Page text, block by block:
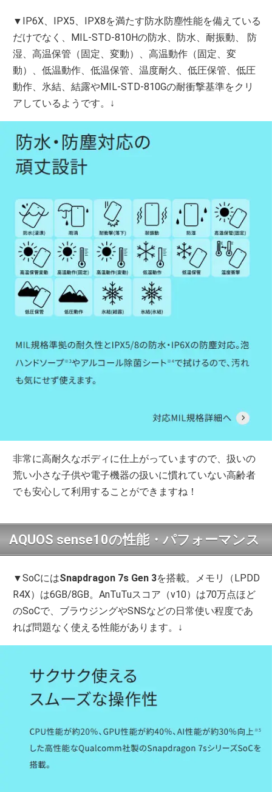
▼IP6X、IPX5、IPX8を満たす防水防塵性能を備えている
だけでなく、MIL-STD-810Hの防水、防水、耐振動、 防
湿、高温保管（固定、変動）、高温動作（固定、変
動）、低温動作、低温保管、温度耐久、低圧保管、低圧
動作、氷結、結露やMIL-STD-810Gの耐衝撃基準をクリ
アしているようです。↓
非常に高耐久なボディに仕上がっていますので、扱いの
荒い小さな子供や電子機器の扱いに慣れていない高齢者
でも安心して利用することができますね！
AQUOS sense10の性能・パフォーマンス
▼SoCにはSnapdragon 7s Gen 3を搭載。メモリ（LPDD
R4X）は6GB/8GB。AnTuTuスコア（v10）は70万点ほど
のSoCで、ブラウジングやSNSなどの日常使い程度であ
れば問題なく使える性能があります。↓